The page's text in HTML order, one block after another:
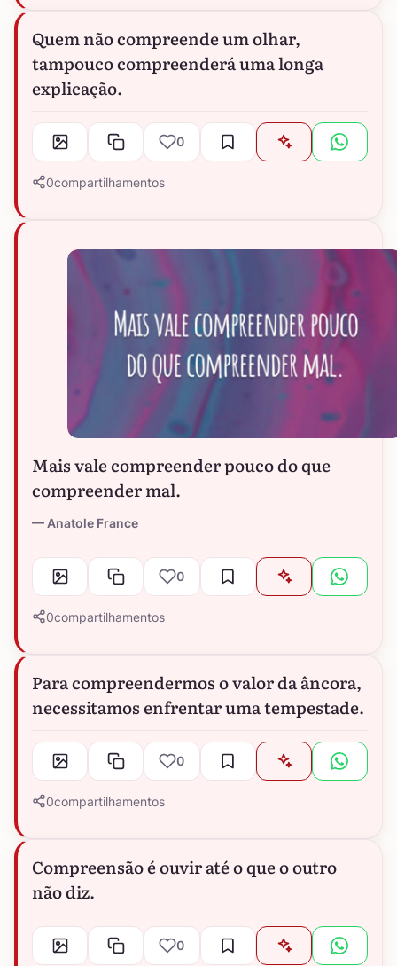
Quem não compreende um olhar,
tampouco compreenderá uma longa
explicação.
0
0compartilhamentos
Mais vale compreender pouco do que
compreender mal.
Anatole France
0
0compartilhamentos
Para compreendermos o valor da âncora,
necessitamos enfrentar uma tempestade.
0
0compartilhamentos
Compreensão é ouvir até o que o outro
não diz.
0